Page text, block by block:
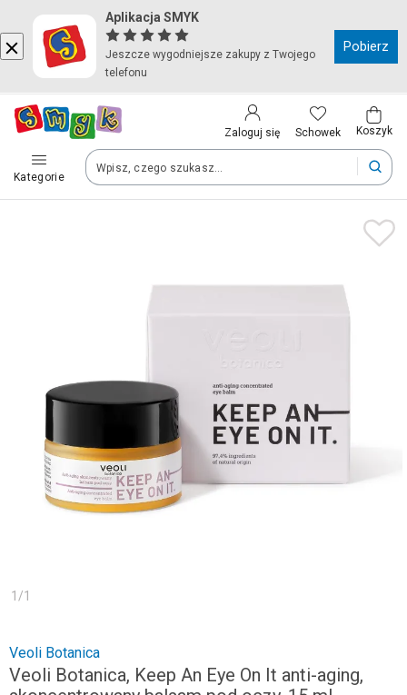
Aplikacja SMYK
Jeszcze wygodniejsze zakupy z Twojego
telefonu
Pobierz
Zaloguj się Schowek Koszyk
Kategorie
Kraj i język
Polska (Poland)
Twoje zamówienia dostarczymy na teren wybranego kraju.
Zapisz
1 /1
Veoli Botanica
Veoli Botanica, Keep An Eye On It anti-aging,